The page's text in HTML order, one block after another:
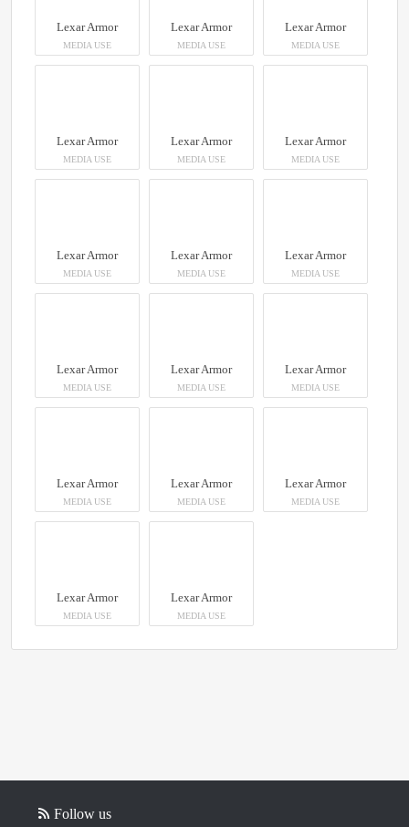
Lexar Armor
MEDIA USE
Lexar Armor
MEDIA USE
Lexar Armor
MEDIA USE
Lexar Armor
MEDIA USE
Lexar Armor
MEDIA USE
Lexar Armor
MEDIA USE
Lexar Armor
MEDIA USE
Lexar Armor
MEDIA USE
Lexar Armor
MEDIA USE
Lexar Armor
MEDIA USE
Lexar Armor
MEDIA USE
Lexar Armor
MEDIA USE
Lexar Armor
MEDIA USE
Lexar Armor
MEDIA USE
Lexar Armor
MEDIA USE
Lexar Armor
MEDIA USE
Lexar Armor
MEDIA USE
Follow us